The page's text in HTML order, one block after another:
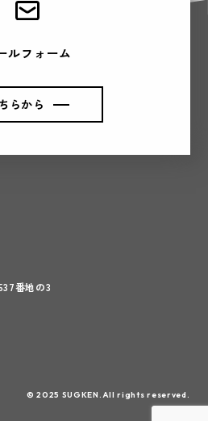
ルフォーム
らから
番地の3
© 2025 SUGKEN.All rights reserved.